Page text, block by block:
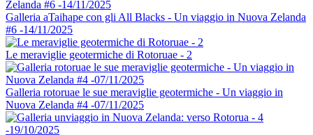
Galleria aTaihape con gli All Blacks - Un viaggio in Nuova Zelanda
#6 -14/11/2025
Le meraviglie geotermiche di Rotoruae - 2
Galleria rotoruae le sue meraviglie geotermiche - Un viaggio in
Nuova Zelanda #4 -07/11/2025